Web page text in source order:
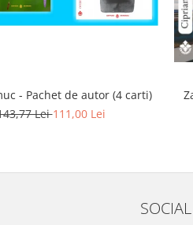
- Pachet de autor (4 carti)
Lei111,00 Lei
SOCIAL